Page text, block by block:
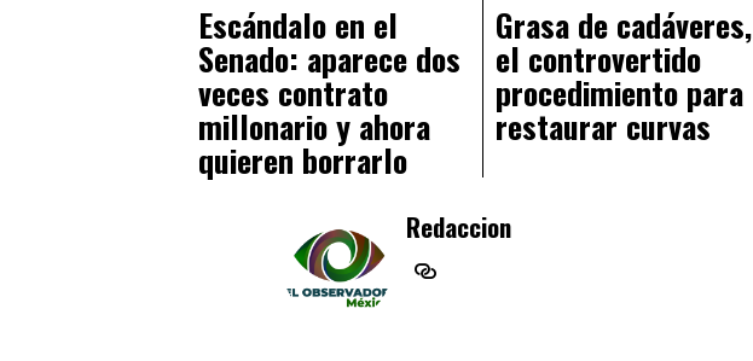
Escándalo en el
Senado: aparece dos
veces contrato
millonario y ahora
quieren borrarlo
Grasa de cadáveres,
el controvertido
procedimiento para
restaurar curvas
Redaccion